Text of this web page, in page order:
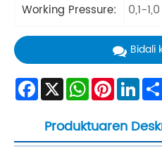
Working Pressure: 0,1-
Bidali
Facebook
X WhatsApp
Pinterest
Produktuaren